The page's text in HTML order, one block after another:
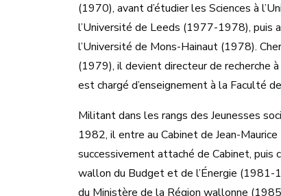
(1970), avant d’étudier les Sciences à
l’Université de Leeds (1977-1978), puis
l’Université de Mons-Hainaut (1978).
(1979), il devient directeur de recherche
est chargé d’enseignement à la Faculté
Militant dans les rangs des Jeunesses
1982, il entre au Cabinet de Jean-
successivement attaché de Cabinet, puis
wallon du Budget et de l’Énergie (1981-
du Ministère de la Région wallonne